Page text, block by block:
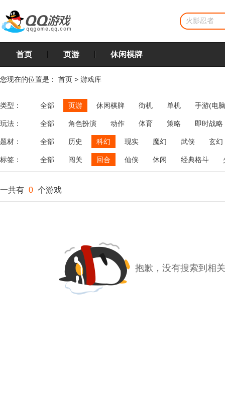
首页 页游 休闲棋牌
您现在的位置是： 首页 > 游戏库
类型： 全部 页游 休闲棋牌 街机 单机 手游(电
玩法： 全部 角色扮演 动作 体育 策略
即时战略
飞行
恋爱 第三人称射击 棋类 牌类 麻将
题材： 全部 历史 科幻 现实 魔幻 武侠 玄幻
标签： 全部 闯关 回合 仙侠 休闲 经典格斗
一共有 0 个游戏
抱歉，没有搜索到相